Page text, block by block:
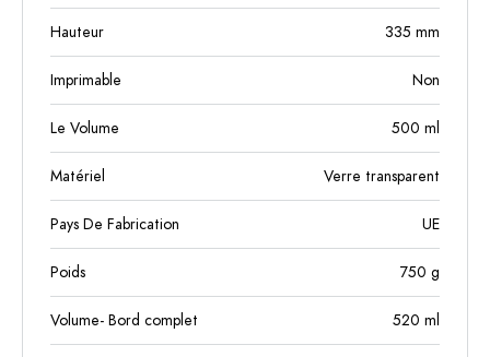
Hauteur 335 mm
Imprimable Non
Le Volume 500 ml
Matériel Verre transparent
Pays De Fabrication UE
Poids 750 g
Volume- Bord complet 520 ml